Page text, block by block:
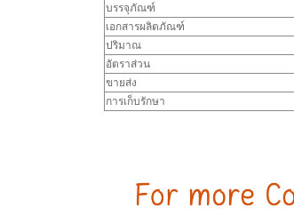
บรรจุภัณฑ์
เอกสารผลิตภัณฑ์
ปริมาณ
อัตราส่วน
ขายส่ง
การเก็บรักษา